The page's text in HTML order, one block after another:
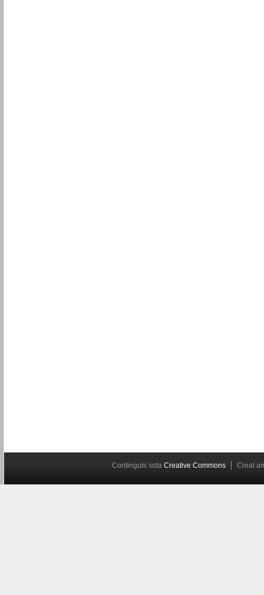
Continguts sota Creative Commons Creat